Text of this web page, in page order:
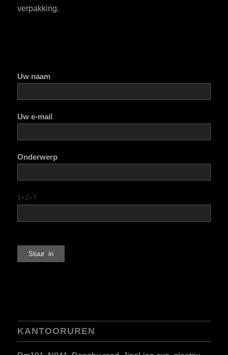
verpakking.
Uw naam
Uw e-mail
Onderwerp
1+2=?
KANTOORUREN